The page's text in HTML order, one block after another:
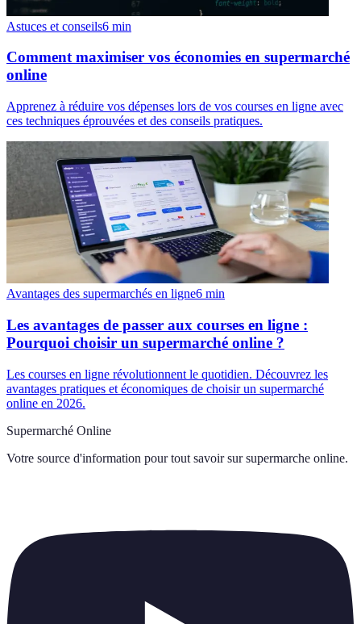
Astuces et conseils6 min
Comment maximiser vos économies en supermarché
online
Apprenez à réduire vos dépenses lors de vos courses en ligne avec
ces techniques éprouvées et des conseils pratiques.
Avantages des supermarchés en ligne6 min
Les avantages de passer aux courses en ligne :
Pourquoi choisir un supermarché online ?
Les courses en ligne révolutionnent le quotidien. Découvrez les
avantages pratiques et économiques de choisir un supermarché
online en 2026.
Supermarché Online
Votre source d'information pour tout savoir sur supermarche online.